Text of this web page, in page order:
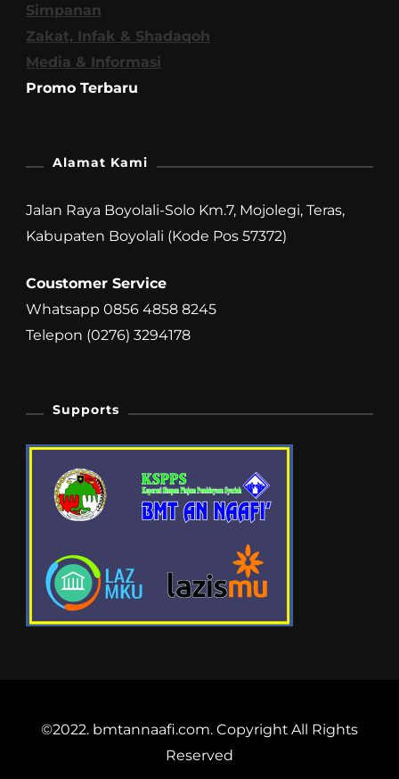
Simpanan
Zakat, Infak & Shadaqoh
Media & Informasi
Promo Terbaru
Alamat Kami
Jalan Raya Boyolali-Solo Km.7, Mojolegi, Teras,
Kabupaten Boyolali (Kode Pos 57372)
Coustomer Service
Whatsapp 0856 4858 8245
Telepon (0276) 3294178
Supports
©2022. bmtannaafi.com. Copyright All Rights
Reserved